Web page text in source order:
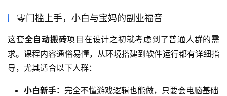
零门槛上手，小白与宝妈的副业福音
这套全自动搬砖项目在设计之初就考虑到了普通人群的需
求。课程内容通俗易懂，从环境搭建到软件运行都有详细指
导，尤其适合以下人群：
小白新手： 完全不懂游戏逻辑也能做，只要会电脑基础